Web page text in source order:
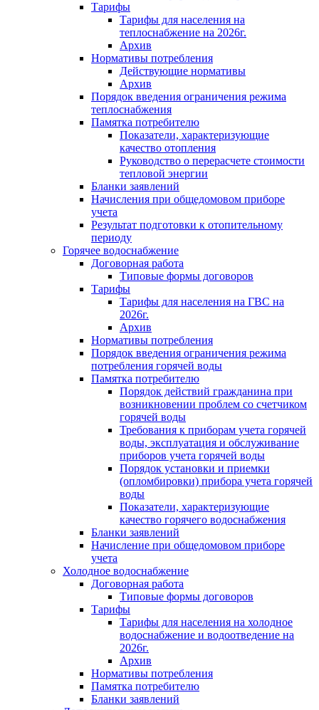
Тарифы
Тарифы для населения на
теплоснабжение на 2026г.
Архив
Нормативы потребления
Действующие нормативы
Архив
Порядок введения ограничения режима
теплоснабжения
Памятка потребителю
Показатели, характеризующие
качество отопления
Руководство о перерасчете стоимости
тепловой энергии
Бланки заявлений
Начисления при общедомовом приборе
учета
Результат подготовки к отопительному
периоду
Горячее водоснабжение
Договорная работа
Типовые формы договоров
Тарифы
Тарифы для населения на ГВС на
2026г.
Архив
Нормативы потребления
Порядок введения ограничения режима
потребления горячей воды
Памятка потребителю
Порядок действий гражданина при
возникновении проблем со счетчиком
горячей воды
Требования к приборам учета горячей
воды, эксплуатация и обслуживание
приборов учета горячей воды
Порядок установки и приемки
(опломбировки) прибора учета горячей
воды
Показатели, характеризующие
качество горячего водоснабжения
Бланки заявлений
Начисление при общедомовом приборе
учета
Холодное водоснабжение
Договорная работа
Типовые формы договоров
Тарифы
Тарифы для населения на холодное
водоснабжение и водоотведение на
2026г.
Архив
Нормативы потребления
Памятка потребителю
Бланки заявлений